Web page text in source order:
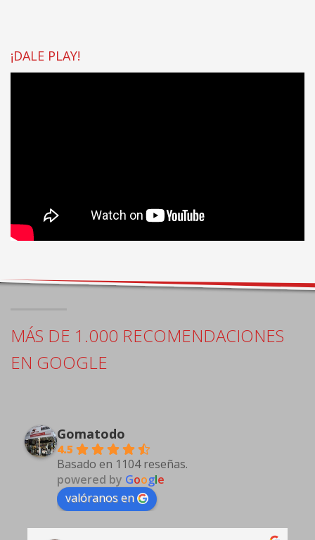
¡DALE PLAY!
MÁS DE 1.000 RECOMENDACIONES
EN GOOGLE
Gomatodo
4.5
Basado en 1104 reseñas.
powered by Google
valóranos en